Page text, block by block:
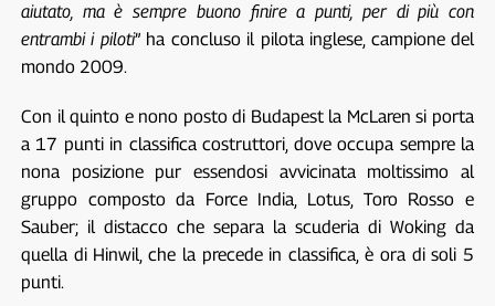
aiutato, ma è sempre buono finire a punti, per di più con
entrambi i piloti” ha concluso il pilota inglese, campione del
mondo 2009.
Con il quinto e nono posto di Budapest la McLaren si porta
a 17 punti in classifica costruttori, dove occupa sempre la
nona posizione pur essendosi avvicinata moltissimo al
gruppo composto da Force India, Lotus, Toro Rosso e
Sauber; il distacco che separa la scuderia di Woking da
quella di Hinwil, che la precede in classifica, è ora di soli 5
punti.